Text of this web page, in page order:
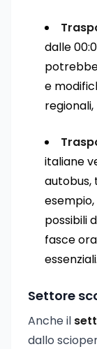
dalle
e
italiane
autobus,
esempio,
possibili
fasce
essenziali.
Settore
Anche il
dallo